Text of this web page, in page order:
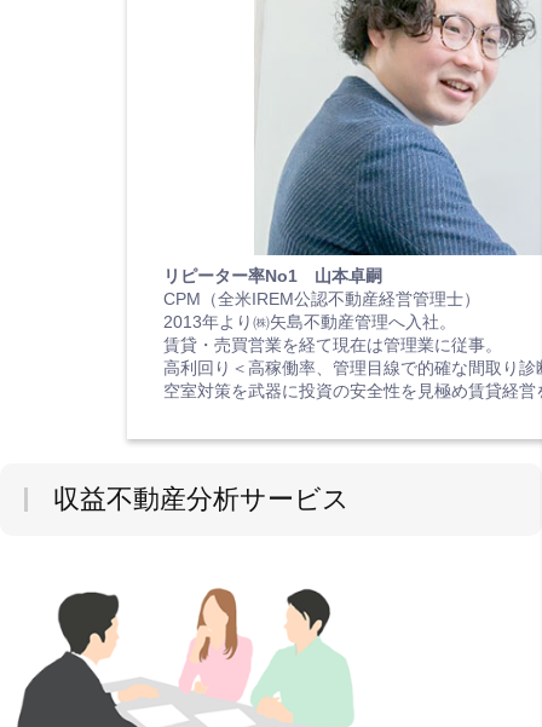
リピーター率No1 山本卓嗣
CPM（全米IREM公認不動産経営管理士）
2013年より㈱矢島不動産管理へ入社。
賃貸・売買営業を経て現在は管理業に従事。
高利回り＜高稼働率、管理目線で的確な間取り診
空室対策を武器に投資の安全性を見極め賃貸経
収益不動産分析サービス